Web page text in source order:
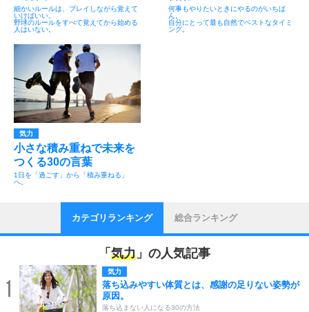
細かいルールは、プレイしながら覚えて
いけばいい。
野球のルールをすべて覚えてから始める
人はいない。
何事もやりたいときにやるのがいちば
ん。
自分にとって最も自然でベストなタイミ
ング。
気力
小さな積み重ねで未来を
つくる30の言葉
1日を「過ごす」から「積み重ねる」
へ。
カテゴリランキング 総合ランキング
「 気力 」の人気記事
1
気力
落ち込みやすい体質とは、感謝の足りない姿勢が
原因。
落ち込まない人になる30の方法